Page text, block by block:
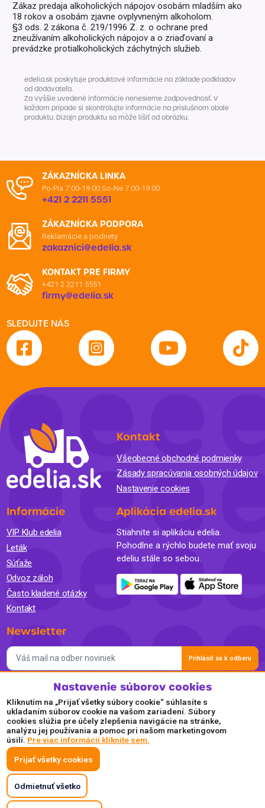
Zákaz predaja alkoholických nápojov osobám mladším ako
18 rokov a osobám zjavne ovplyvneným alkoholom.
§3 ods. 2 zákona č. 219/1996 Z. z. o ochrane pred
zneužívaním alkoholických nápojov a o zriaďovaní a
prevádzke protialkoholických záchytných služieb.
edelia.sk poskytuje produktové informácie na základe podkladov
od dodávateľa.
Za vyššie uvedené informácie nenesieme zodpovednosť. V
každom prípade si skontrolujte informácie na príslušnom obale
produktu. Dizajn produktu sa môže líšiť od obrázku.
ZÁKAZNÍCKA LINKA
Po-Pia 7:00-19:00 So-Ne 7:00-19:00
+421 2 2211 5551
ZÁKAZNÍCKA PODPORA
Reklamácie a podnety
zakaznici@edelia.sk
KONTAKT PRE FIRMY
+421 2 2211 5551
firmy@edelia.sk
SLEDUJTE NÁS
Kontakt
Všeobecné obchodné podmienky
Zásady spracúvania osobných údajov
Nastavenie cookies
Informácie
VIP Klub edelia
Leták
Súťaže
Odvoz záloh
Často kladené otázky
Kontakt
Aplikácia edelia.sk
Stiahnite si aplikáciu edelia.
Pohodlne a rýchlo budete mať svoju
edeliu stále so sebou.
Newsletter
Prihlásiť sa k odberu
Súhlasím so spracovaním osobných údajov a so zasielaním
newslettra na marketingové účely a oboznámil som sa so
Zásadami ochrany osobných údajov.
Akceptujeme
Plaťte pohodlne a bezpečne online.
Nastavenie súborov cookies
Kliknutím na „Prijať všetky súbory cookie“ súhlasíte s
ukladaním súborov cookie na vašom zariadení. Súbory
cookies slúžia pre účely zlepšenia navigácie na stránke,
analýzu jej používania a pomoc pri našom marketingovom
úsilí. Pre viac informácií kliknite sem.
Prijať všetky cookies
Odmietnuť všetko